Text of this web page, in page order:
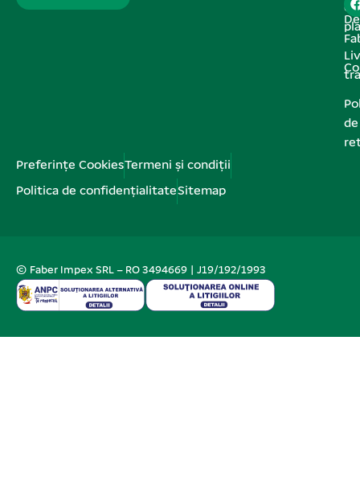
de
de
Preferințe CookiesTermeni și condiții
Politica de confidențialitateSitemap
© Faber Impex SRL – RO 3494669 | J19/192/1993